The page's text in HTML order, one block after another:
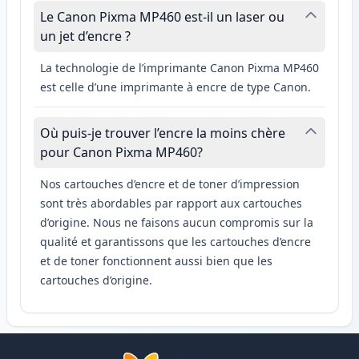
Le Canon Pixma MP460 est-il un laser ou
un jet d’encre ?
La technologie de l’imprimante Canon Pixma MP460
est celle d’une imprimante à encre de type Canon.
Où puis-je trouver l’encre la moins chère
pour Canon Pixma MP460?
Nos cartouches d’encre et de toner d’impression
sont très abordables par rapport aux cartouches
d’origine. Nous ne faisons aucun compromis sur la
qualité et garantissons que les cartouches d’encre
et de toner fonctionnent aussi bien que les
cartouches d’origine.